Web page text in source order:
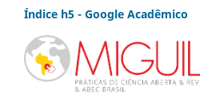
Índice h5 - Google Acadêmico